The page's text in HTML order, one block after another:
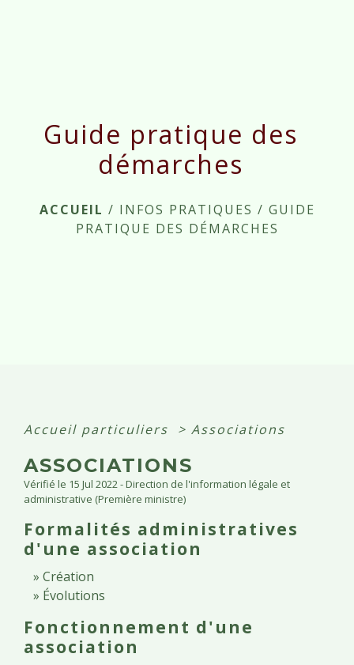
Guide pratique des
démarches
ACCUEIL / INFOS PRATIQUES / GUIDE
PRATIQUE DES DÉMARCHES
Accueil particuliers > Associations
ASSOCIATIONS
Vérifié le 15 Jul 2022 - Direction de l'information légale et
administrative (Première ministre)
Formalités administratives
d'une association
Création
Évolutions
Fonctionnement d'une
association